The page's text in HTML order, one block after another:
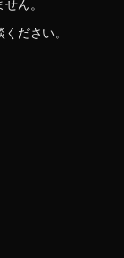
ん。
ださい。